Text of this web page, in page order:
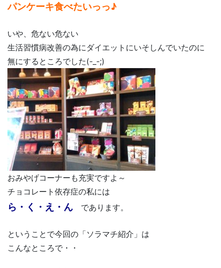
パンケーキ食べたいっっ♪
いや、危ない危ない
生活習慣病改善の為にダイエットにいそしんでいたのに
無にするところでした(-_-;)
おみやげコーナーも充実ですよ～
チョコレート依存症の私には
ら・く・え・ん であります。
ということで今回の「ソラマチ紹介」は
こんなところで・・